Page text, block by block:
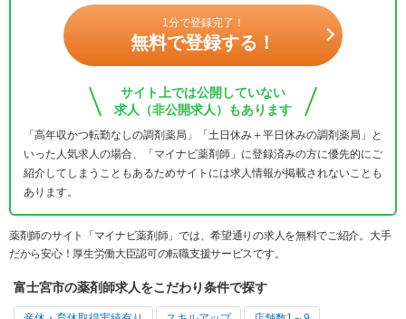
1分で登録完了！
無料で登録する！
サイト上では公開していない
求人（非公開求人）もあります
「高年収かつ転勤なしの調剤薬局」「土日休み＋平日休みの調剤薬局」と
いった人気求人の場合、「マイナビ薬剤師」に登録済みの方に優先的にご
紹介してしまうこともあるためサイトには求人情報が掲載されないことも
あります。
薬剤師のサイト「マイナビ薬剤師」では、希望通りの求人を無料でご紹介。大手
だから安心！厚生労働大臣認可の転職支援サービスです。
富士宮市の薬剤師求人をこだわり条件で探す